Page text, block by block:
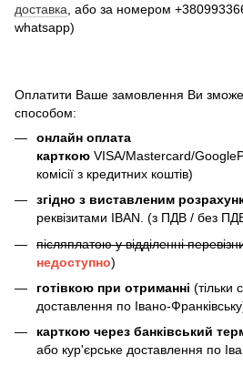
доставка , або за номером
whatsapp)
Оплатити Ваше замовлення Ви
способом:
онлайн оплата
карткою VISA/Mastercard/
комісії з кредитних коштів)
згідно з виставленим
реквізитами IBAN. (з ПДВ / без
післяплатою у відділенні
недоступно)
готівкою при отриманні (тільки
доставлення по Івано-
карткою через банківський
або кур'єрське доставлення по